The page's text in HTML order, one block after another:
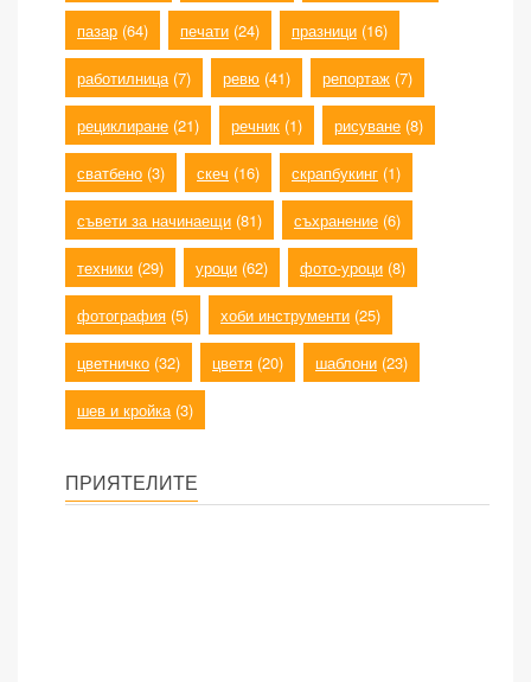
пазар (64) печати (24) празници (16)
работилница (7) ревю (41) репортаж (7)
рециклиране (21) речник (1) рисуване (8)
сватбено (3) скеч (16) скрапбукинг (1)
съвети за начинаещи (81) съхранение (6)
техники (29) уроци (62) фото-уроци (8)
фотография (5) хоби инструменти (25)
цветничко (32) цветя (20) шаблони (23)
шев и кройка (3)
ПРИЯТЕЛИТЕ